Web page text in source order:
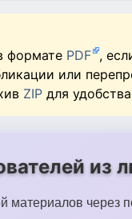
формате PDF ,
или
ZIP для
из
материалов через